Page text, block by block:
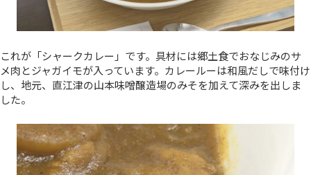
これが「シャークカレー」です。具材には郷土食でおなじみのサ
メ肉とジャガイモが入っています。カレールーは和風だしで味付け
し、地元、直江津の山本味噌醸造場のみそを加えて深みを出しま
した。